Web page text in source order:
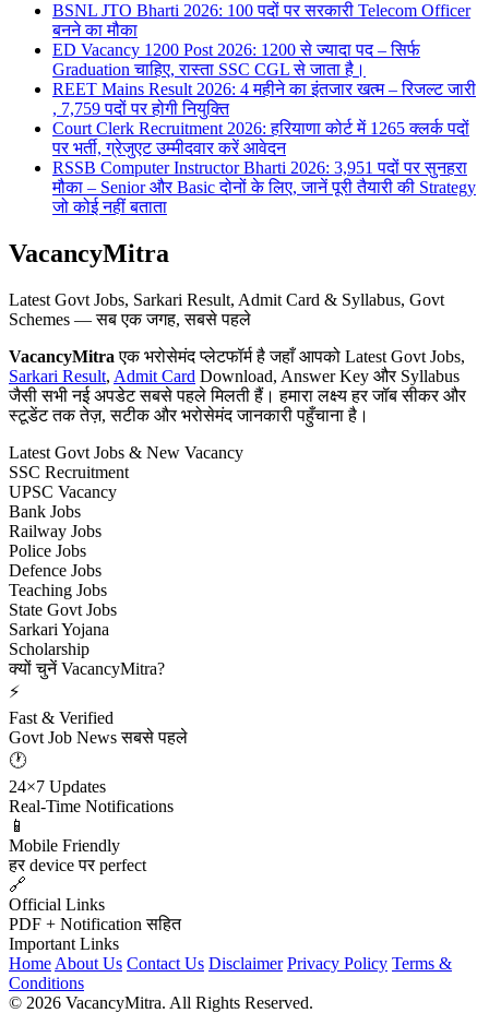
BSNL JTO Bharti 2026: 100 पदों पर सरकारी Telecom Officer
बनने का मौका
ED Vacancy 1200 Post 2026: 1200 से ज्यादा पद – सिर्फ
Graduation चाहिए, रास्ता SSC CGL से जाता है।
REET Mains Result 2026: 4 महीने का इंतजार खत्म – रिजल्ट जारी
, 7,759 पदों पर होगी नियुक्ति
Court Clerk Recruitment 2026: हरियाणा कोर्ट में 1265 क्लर्क पदों
पर भर्ती, ग्रेजुएट उम्मीदवार करें आवेदन
RSSB Computer Instructor Bharti 2026: 3,951 पदों पर सुनहरा
मौका – Senior और Basic दोनों के लिए, जानें पूरी तैयारी की Strategy
जो कोई नहीं बताता
VacancyMitra
Latest Govt Jobs, Sarkari Result, Admit Card & Syllabus, Govt
Schemes — सब एक जगह, सबसे पहले
VacancyMitra एक भरोसेमंद प्लेटफॉर्म है जहाँ आपको Latest Govt Jobs,
Sarkari Result, Admit Card Download, Answer Key और Syllabus
जैसी सभी नई अपडेट सबसे पहले मिलती हैं। हमारा लक्ष्य हर जॉब सीकर और
स्टूडेंट तक तेज़, सटीक और भरोसेमंद जानकारी पहुँचाना है।
Latest Govt Jobs & New Vacancy
SSC Recruitment
UPSC Vacancy
Bank Jobs
Railway Jobs
Police Jobs
Defence Jobs
Teaching Jobs
State Govt Jobs
Sarkari Yojana
Scholarship
क्यों चुनें VacancyMitra?
⚡
Fast & Verified
Govt Job News सबसे पहले
🕐
24×7 Updates
Real-Time Notifications
📱
Mobile Friendly
हर device पर perfect
🔗
Official Links
PDF + Notification सहित
Important Links
Home About Us Contact Us Disclaimer Privacy Policy Terms &
Conditions
© 2026 VacancyMitra. All Rights Reserved.